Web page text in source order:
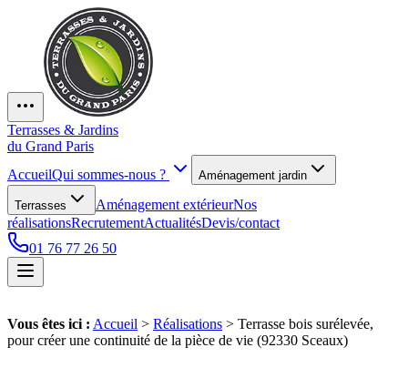
Terrasses & Jardins
du Grand Paris
AccueilQui sommes-nous ? Aménagement jardin
Terrasses Aménagement extérieurNos
réalisationsRecrutementActualitésDevis/contact
01 76 77 26 50
Vous êtes ici : Accueil > Réalisations > Terrasse bois surélevée,
pour créer une continuité de la pièce de vie (92330 Sceaux)